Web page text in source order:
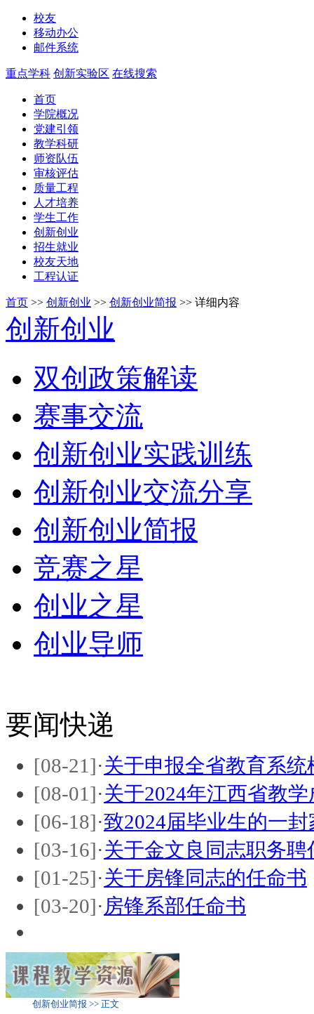
校友
移动办公
邮件系统
重点学科 创新实验区 在线搜索
首页
学院概况
党建引领
教学科研
师资队伍
审核评估
质量工程
人才培养
学生工作
创新创业
招生就业
校友天地
工程认证
首页 >> 创新创业 >> 创新创业简报 >> 详细内容
创新创业
双创政策解读
赛事交流
创新创业实践训练
创新创业交流分享
创新创业简报
竞赛之星
创业之星
创业导师
要闻快递
[08-21]·关于申报全省教育系统
[08-01]·关于2024年江西省教
[06-18]·致2024届毕业生的一封
[03-16]·关于金文良同志职务聘
[01-25]·关于房锋同志的任命书
[03-20]· 房锋系部任命书
创新创业简报 >> 正文